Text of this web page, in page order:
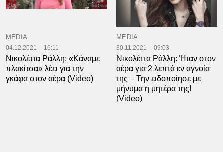
MEDIA
04.12.2021 16:11
Νικολέττα Ράλλη: «Κάναμε
πλακίτσα» λέει για την
γκάφα στον αέρα (Video)
MEDIA
30.11.2021 09:03
Νικολέττα Ράλλη: Ήταν στον
αέρα για 2 λεπτά εν αγνοία
της – Την ειδοποίησε με
μήνυμα η μητέρα της!
(Video)